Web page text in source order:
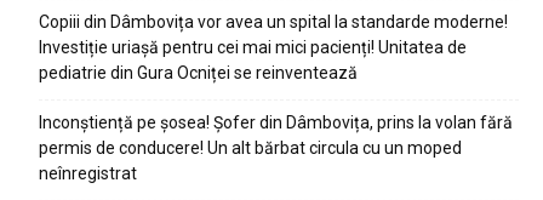
Copiii din Dâmbovița vor avea un spital la standarde moderne!
Investiție uriașă pentru cei mai mici pacienți! Unitatea de
pediatrie din Gura Ocniței se reinventează
Inconștiență pe șosea! Șofer din Dâmbovița, prins la volan fără
permis de conducere! Un alt bărbat circula cu un moped
neînregistrat